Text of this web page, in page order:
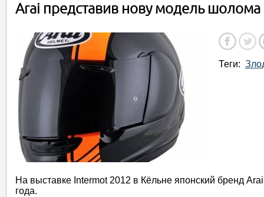
Arai представив нову модель
Теги:
На выставке Intermot 2012 в Кёльне японский бренд
года.